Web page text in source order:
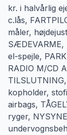
kr. i halvårlig
c.lås,
måler,
SÆDEVARME,
el-spejle,
RADIO M/CD
kopholder,
airbags,
ryger,